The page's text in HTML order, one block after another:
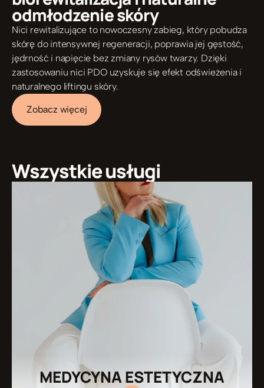
odmłodzenie skóry
Nici rewitalizujące to nowoczesny zabieg, który pobudza
skórę do intensywnej regeneracji, poprawia jej gęstość,
jędrność i napięcie bez zmiany rysów twarzy. Dzięki
zastosowaniu nici PDO uzyskuje się efekt odświeżenia i
naturalnego liftingu skóry.
Zobacz więcej
Wszystkie usługi
MEDYCYNA ESTETYCZNA